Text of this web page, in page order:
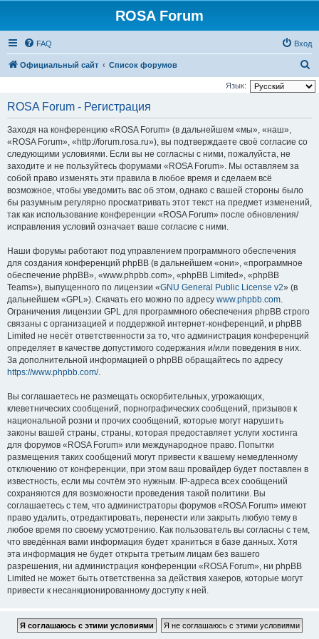
ROSA Forum
FAQ Вход
Официальный сайт Список форумов
о
Язык:
ROSA Forum - Регистрация
Заходя на конференцию «ROSA Forum» (в дальнейшем «мы», «наш»,
«ROSA Forum», «http://forum.rosa.ru»), вы подтверждаете своё согласие со
следующими условиями. Если вы не согласны с ними, пожалуйста, не
заходите и не пользуйтесь форумами «ROSA Forum». Мы оставляем за
собой право изменять эти правила в любое время и сделаем всё
возможное, чтобы уведомить вас об этом, однако с вашей стороны было
бы разумным регулярно просматривать этот текст на предмет изменений,
так как использование конференции «ROSA Forum» после обновления/
исправления условий означает ваше согласие с ними.
Наши форумы работают под управлением программного обеспечения
для создания конференций phpBB (в дальнейшем «они», «программное
обеспечение phpBB», «www.phpbb.com», «phpBB Limited», «phpBB
Teams»), выпущенного по лицензии «GNU General Public License v2» (в
дальнейшем «GPL»). Скачать его можно по адресу www.phpbb.com.
Ограничения лицензии GPL для программного обеспечения phpBB строго
связаны с организацией и поддержкой интернет-конференций, и phpBB
Limited не несёт ответственности за то, что администрация конференций
определяет в качестве допустимого содержания и/или поведения в них.
За дополнительной информацией о phpBB обращайтесь по адресу
https://www.phpbb.com/.
Вы соглашаетесь не размещать оскорбительных, угрожающих,
клеветнических сообщений, порнографических сообщений, призывов к
национальной розни и прочих сообщений, которые могут нарушить
законы вашей страны, страны, которая предоставляет услуги хостинга
для форумов «ROSA Forum» или международное право. Попытки
размещения таких сообщений могут привести к вашему немедленному
отключению от конференции, при этом ваш провайдер будет поставлен в
известность, если мы сочтём это нужным. IP-адреса всех сообщений
сохраняются для возможности проведения такой политики. Вы
соглашаетесь с тем, что администраторы форумов «ROSA Forum» имеют
право удалить, отредактировать, перенести или закрыть любую тему в
любое время по своему усмотрению. Как пользователь вы согласны с тем,
что введённая вами информация будет храниться в базе данных. Хотя
эта информация не будет открыта третьим лицам без вашего
разрешения, ни администрация конференции «ROSA Forum», ни phpBB
Limited не может быть ответственна за действия хакеров, которые могут
привести к несанкционированному доступу к ней.